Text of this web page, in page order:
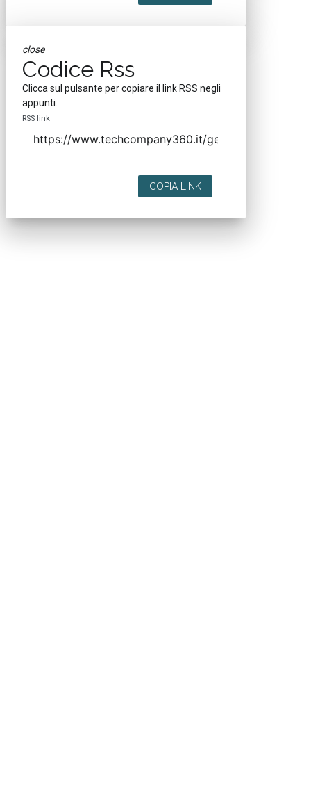
close
Codice Rss
Clicca sul pulsante per copiare il link RSS negli
appunti.
RSS link
COPIA LINK